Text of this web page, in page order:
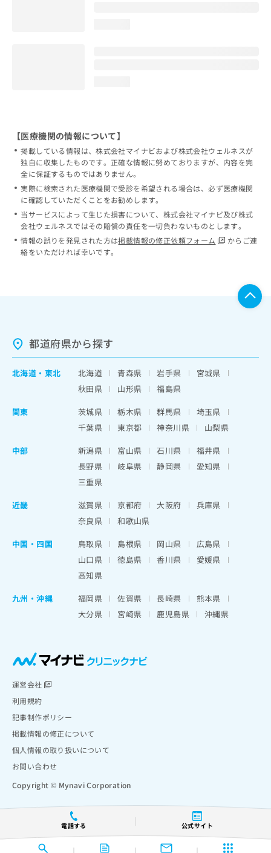
電話する 公式サイト
【医療機関の情報について】
掲載している情報は、株式会社マイナビおよび株式会社ウェルネスが
独自に収集したものです。正確な情報に努めておりますが、内容を完
全に保証するものではありません。
実際に検索された医療機関で受診を希望される場合は、必ず医療機関
に確認していただくことをお勧めします。
当サービスによって生じた損害について、株式会社マイナビ及び株式
会社ウェルネスではその賠償の責任を一切負わないものとします。
情報の誤りを発見された方は掲載情報の修正依頼フォーム
からご連
絡をいただければ幸いです。
都道府県から探す
北海道 ・ 東北 北海道 青森県 岩手県
宮城県
秋田県
山形県
福島県
関東
茨城県 栃木県 群馬県
埼玉県
千葉県
東京都 神奈川県
山梨県
中部
新潟県 富山県 石川県
福井県
長野県
岐阜県 静岡県
愛知県
三重県
近畿
滋賀県 京都府 大阪府
兵庫県
奈良県
和歌山県
中国・四国
鳥取県 島根県 岡山県
広島県
山口県
徳島県 香川県
愛媛県
高知県
九州・沖縄
福岡県 佐賀県 長崎県
熊本県
大分県
宮崎県 鹿児島県 沖縄県
運営会社
利用規約
記事制作ポリシー
掲載情報の修正について
個人情報の取り扱いについて
お問い合わせ
Copyright © Mynavi Corporation